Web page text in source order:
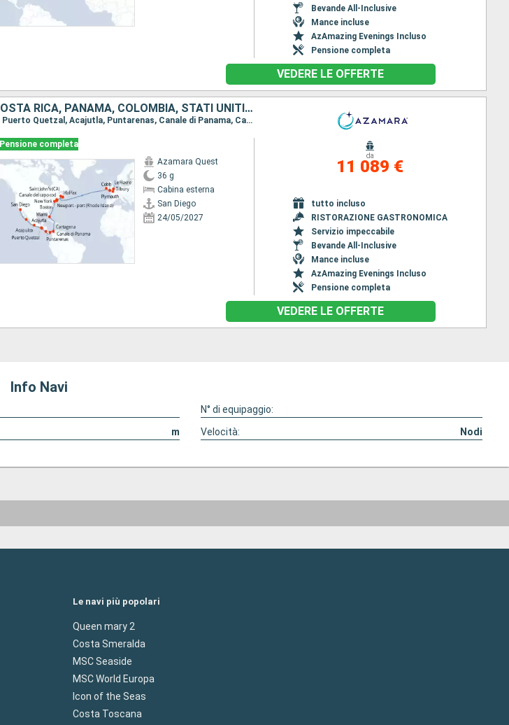
Bevande All-Inclusive
Mance incluse
AzAmazing Evenings Incluso
Pensione completa
VEDERE LE OFFERTE
MESSICO, GUATEMALA, SALVADOR, COSTA RICA, PANAMA, COLOMBIA, STATI UNITI, CANADA, IRLANDA, FRANCIA, REGNO UNITO
Itinerario : San Diego, Cabo San Lucas, Acapulco, Puerto Quetzal, Acajutla, Puntarenas, Canale di Panama, Cartagena, Miami, New York, Newport - port (Rhode Island), Canale del capo cod, Boston, Halifax, Saint John's, Cobh, Plymouth, Le Havre, Tilbury
Pensione completa
Azamara Quest
36 g
Cabina esterna
San Diego
24/05/2027
da
11 089 €
tutto incluso
RISTORAZIONE GASTRONOMICA
Servizio impeccabile
Bevande All-Inclusive
Mance incluse
AzAmazing Evenings Incluso
Pensione completa
VEDERE LE OFFERTE
Info Navi
N° di equipaggio:
m Velocità: Nodi
Le navi più popolari
Queen mary 2
Costa Smeralda
MSC Seaside
MSC World Europa
Icon of the Seas
Costa Toscana